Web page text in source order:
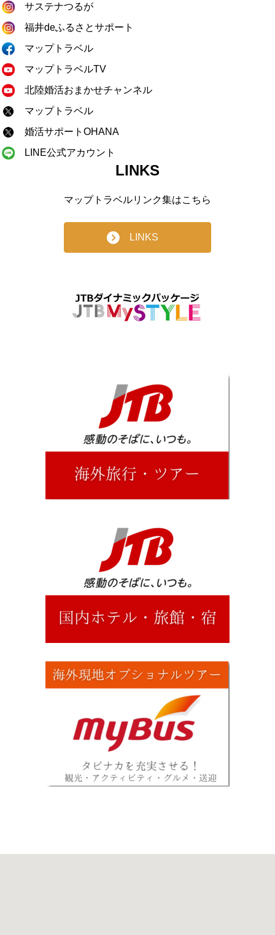
サステナつるが
福井deふるさとサポート
マップトラベル
マップトラベルTV
北陸婚活おまかせチャンネル
マップトラベル
婚活サポートOHANA
LINE公式アカウント
LINKS
マップトラベルリンク集はこちら
LINKS